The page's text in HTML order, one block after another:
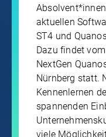
aktuellen
ST4 und
Dazu findet
NextGen
Nürnberg statt.
Kennenlernen
spannenden
viele